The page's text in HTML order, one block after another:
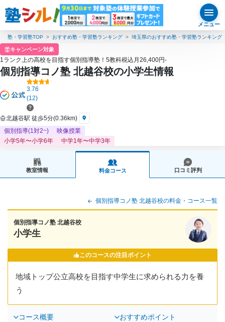
メニュー
塾・学習塾TOP おすすめ塾・学習塾ランキング 埼玉県のおすすめ塾・学習塾ランキング
キャンペーン対象
1ランク上の高校を目指す個別指導塾！5教科税込月26,400円-
個別指導コノ塾 北越谷校の小学生情報
3.76
(12)
北越谷駅 徒歩5分(0.36km)
個別指導(1対2~)
映像授業
小学5年〜小学6年
中学1年〜中学3年
教室情報 料金コース 口コミ評判
個別指導コノ塾 北越谷校の料金・コース一覧
個別指導コノ塾 北越谷校
小学生
このコースの注目ポイント
地域トップ公立高校を目指す中学生に求められる力を養
う
コース概要 おすすめポイント